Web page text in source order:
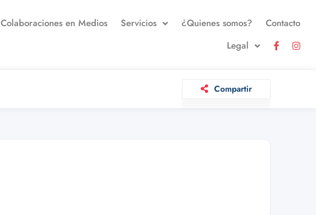
Colaboraciones en Medios Servicios ¿Quienes somos?
Contacto
Legal
Compartir